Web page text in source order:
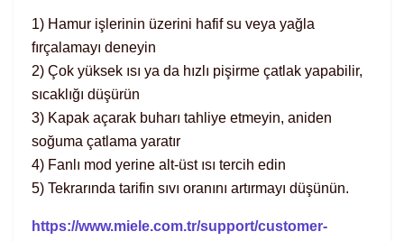
1) Hamur işlerinin üzerini hafif su veya yağla
fırçalamayı deneyin
2) Çok yüksek ısı ya da hızlı pişirme çatlak yapabilir,
sıcaklığı düşürün
3) Kapak açarak buharı tahliye etmeyin, aniden
soğuma çatlama yaratır
4) Fanlı mod yerine alt-üst ısı tercih edin
5) Tekrarında tarifin sıvı oranını artırmayı düşünün.
https://www.miele.com.tr/support/customer-